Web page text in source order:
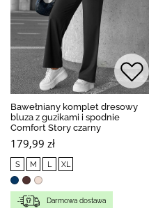
Bawełniany komplet dresowy
bluza z guzikami i spodnie
Comfort Story czarny
179,99 zł
S M L XL
Darmowa dostawa